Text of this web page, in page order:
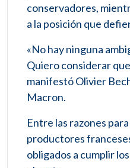
conservadores,
a la posición que
«No hay ninguna
Quiero considerar
manifestó Olivier
Macron.
Entre las razones
productores
obligados a cumplir